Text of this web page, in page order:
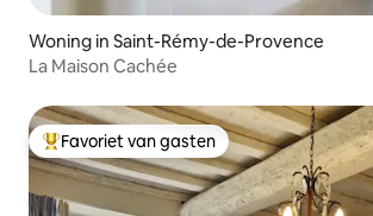
Woning in Saint-Rémy-de-Provence
La Maison Cachée
Topfavoriet van gasten
Favoriet van gasten